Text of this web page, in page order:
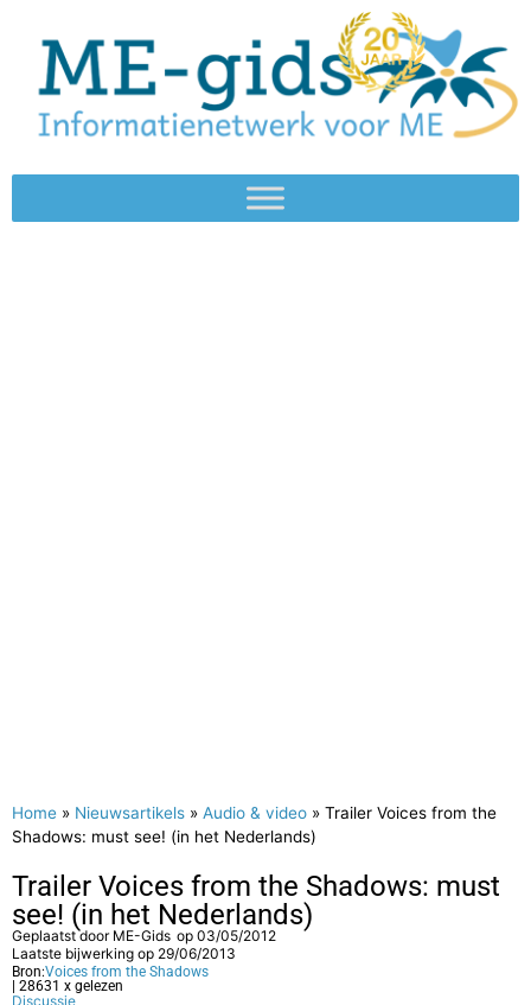
Home » Nieuwsartikels » Audio & video » Trailer Voices from the
Shadows: must see! (in het Nederlands)
Trailer Voices from the Shadows: must
see! (in het Nederlands)
Geplaatst door ME-Gids op 03/05/2012
Laatste bijwerking op 29/06/2013
Bron:Voices from the Shadows
| 28631 x gelezen
Discussie